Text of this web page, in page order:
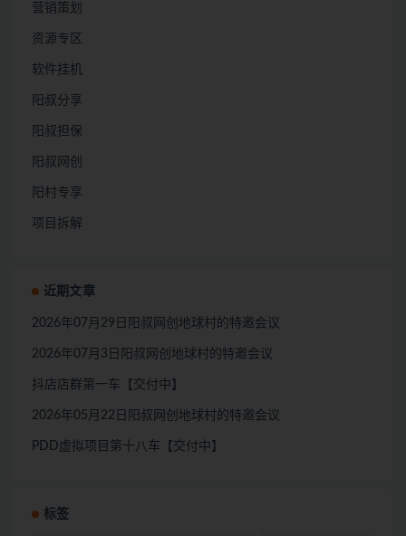
营销策划
资源专区
软件挂机
阳叔分享
阳叔担保
阳叔网创
阳村专享
项目拆解
近期文章
2026年07月29日阳叔网创地球村的特邀会议
2026年07月3日阳叔网创地球村的特邀会议
抖店店群第一车【交付中】
2026年05月22日阳叔网创地球村的特邀会议
PDD虚拟项目第十八车【交付中】
标签